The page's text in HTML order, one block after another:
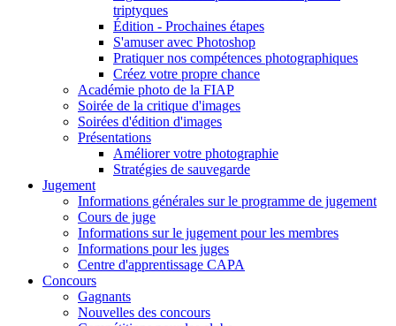
triptyques
Édition - Prochaines étapes
S'amuser avec Photoshop
Pratiquer nos compétences photographiques
Créez votre propre chance
Académie photo de la FIAP
Soirée de la critique d'images
Soirées d'édition d'images
Présentations
Améliorer votre photographie
Stratégies de sauvegarde
Jugement
Informations générales sur le programme de jugement
Cours de juge
Informations sur le jugement pour les membres
Informations pour les juges
Centre d'apprentissage CAPA
Concours
Gagnants
Nouvelles des concours